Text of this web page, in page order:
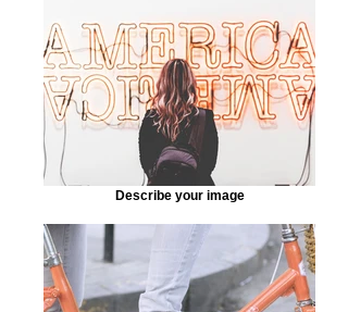
Describe your image